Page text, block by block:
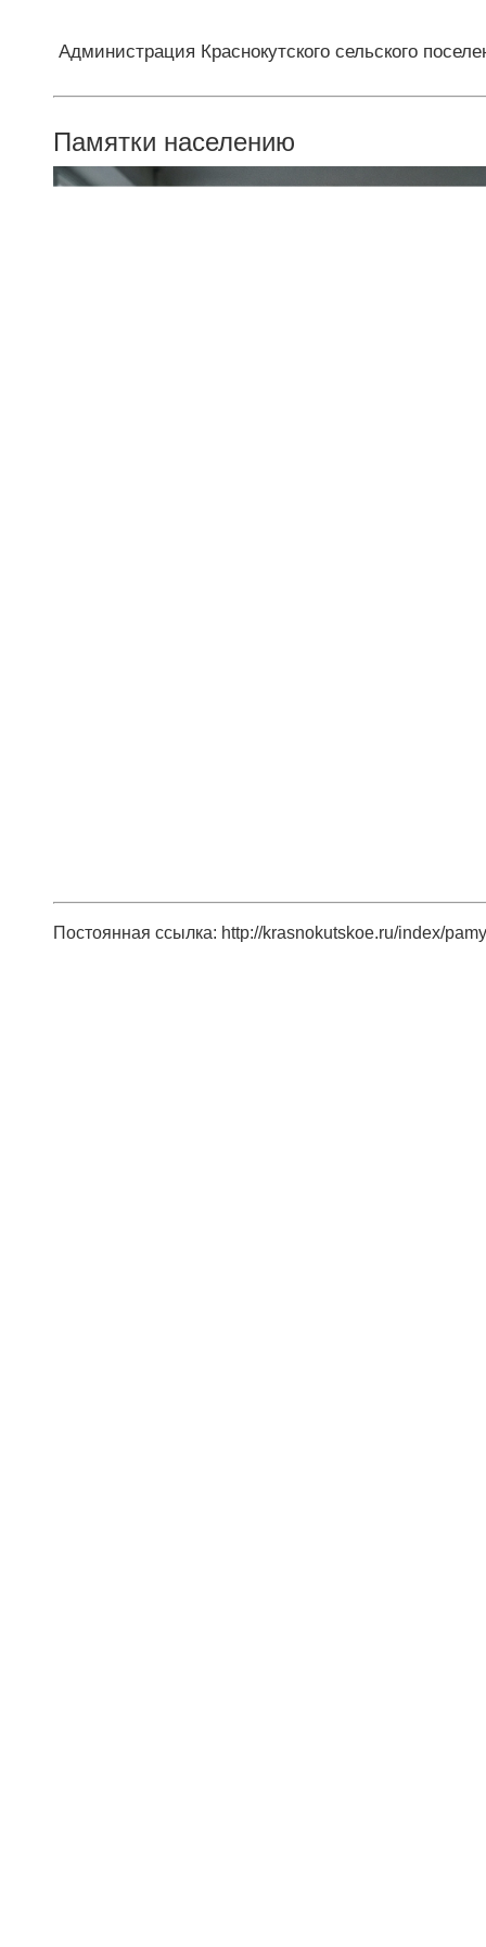
Администрация Краснокутского сельского
Памятки населению
Постоянная ссылка: http://krasnokutskoe.ru/index/